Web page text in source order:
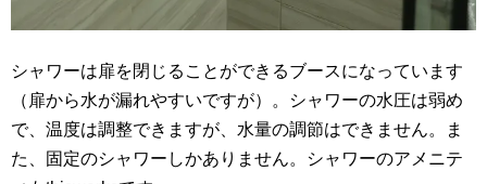
シャワーは扉を閉じることができるブースになっています
（扉から水が漏れやすいですが）。シャワーの水圧は弱め
で、温度は調整できますが、水量の調節はできません。ま
た、固定のシャワーしかありません。シャワーのアメニテ